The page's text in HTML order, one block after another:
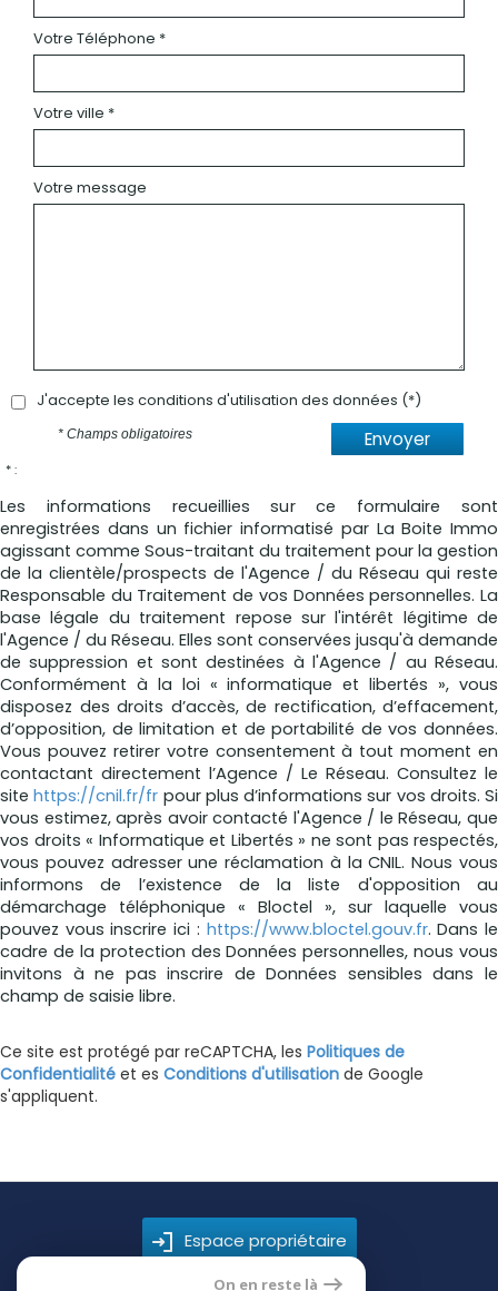
Votre Téléphone *
Votre ville *
Votre message
J'accepte les conditions d'utilisation des données (*)
Envoyer
* Champs obligatoires
* :
Les informations recueillies sur ce formulaire sont
enregistrées dans un fichier informatisé par La Boite Immo
agissant comme Sous-traitant du traitement pour la gestion
de la clientèle/prospects de l'Agence / du Réseau qui reste
Responsable du Traitement de vos Données personnelles. La
base légale du traitement repose sur l'intérêt légitime de
l'Agence / du Réseau. Elles sont conservées jusqu'à demande
de suppression et sont destinées à l'Agence / au Réseau.
Conformément à la loi « informatique et libertés », vous
disposez des droits d’accès, de rectification, d’effacement,
d’opposition, de limitation et de portabilité de vos données.
Vous pouvez retirer votre consentement à tout moment en
contactant directement l’Agence / Le Réseau. Consultez le
sitehttps://cnil.fr/fr pour plus d’informations sur vos droits. Si
vous estimez, après avoir contacté l'Agence / le Réseau, que
vos droits « Informatique et Libertés » ne sont pas respectés,
vous pouvez adresser une réclamation à la CNIL. Nous vous
informons de l’existence de la liste d'opposition au
démarchage téléphonique « Bloctel », sur laquelle vous
pouvez vous inscrire ici : https://www.bloctel.gouv.fr. Dans le
cadre de la protection des Données personnelles, nous vous
invitons à ne pas inscrire de Données sensibles dans le
champ de saisie libre.
Ce site est protégé par reCAPTCHA, les Politiques de
Confidentialité et es Conditions d'utilisation de Google
s'appliquent.
Espace propriétaire
On en reste là